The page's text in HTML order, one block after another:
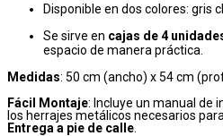
Disponible en dos colores: gris
Se sirve en cajas de 4
espacio de manera práctica.
Medidas: 50 cm (ancho) x 54 cm
Fácil Montaje: Incluye un manual de
los herrajes metálicos necesarios
Entrega a pie de calle